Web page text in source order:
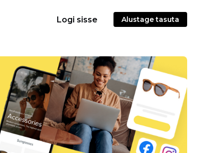
Logi sisse Alustage tasuta